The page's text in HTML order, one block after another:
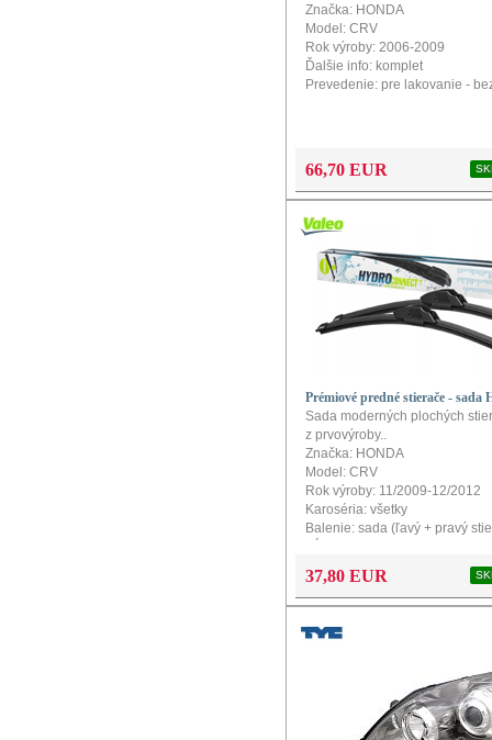
Značka: HONDA
Model: CRV
Rok výroby: 2006-2009
Ďalšie info: komplet
Prevedenie: pre lakovanie -
66,70 EUR
Prémiové predné stierače - sada
Sada moderných plochých
z prvovýroby..
Značka: HONDA
Model: CRV
Rok výroby: 11/2009-12/2012
Karoséria: všetky
Balenie: sada (ľavý + pravý
37,80 EUR